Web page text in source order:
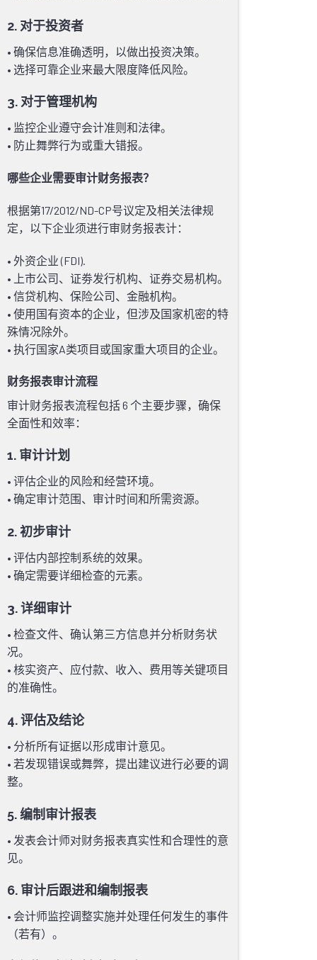
2. 对于投资者
• 确保信息准确透明，以做出投资决策。
• 选择可靠企业来最大限度降低风险。
3. 对于管理机构
• 监控企业遵守会计准则和法律。
• 防止舞弊行为或重大错报。
哪些企业需要审计财务报表？
根据第17/2012/ND-CP号议定及相关法律规
定，以下企业须进行审财务报表计：
• 外资企业 (FDI).
• 上市公司、证劵发行机构、证券交易机构。
• 信贷机构、保险公司、金融机构。
• 使用国有资本的企业，但涉及国家机密的特
殊情况除外。
• 执行国家A类项目或国家重大项目的企业。
财务报表审计流程
审计财务报表流程包括 6 个主要步骤，确保
全面性和效率：
1. 审计计划
• 评估企业的风险和经营环境。
• 确定审计范围、审计时间和所需资源。
2. 初步审计
• 评估内部控制系统的效果。
• 确定需要详细检查的元素。
3. 详细审计
• 检查文件、确认第三方信息并分析财务状
况。
• 核实资产、应付款、收入、费用等关键项目
的准确性。
4. 评估及结论
• 分析所有证据以形成审计意见。
• 若发现错误或舞弊，提出建议进行必要的调
整。
5. 编制审计报表
• 发表会计师对财务报表真实性和合理性的意
见。
6. 审计后跟进和编制报表
• 会计师监控调整实施并处理任何发生的事件
（若有）。